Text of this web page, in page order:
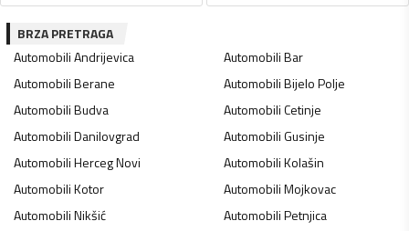
BRZA PRETRAGA
AutomobiliAndrijevica AutomobiliBar
AutomobiliBerane AutomobiliBijelo Polje
AutomobiliBudva AutomobiliCetinje
AutomobiliDanilovgrad AutomobiliGusinje
AutomobiliHerceg Novi AutomobiliKolašin
AutomobiliKotor AutomobiliMojkovac
AutomobiliNikšić AutomobiliPetnjica